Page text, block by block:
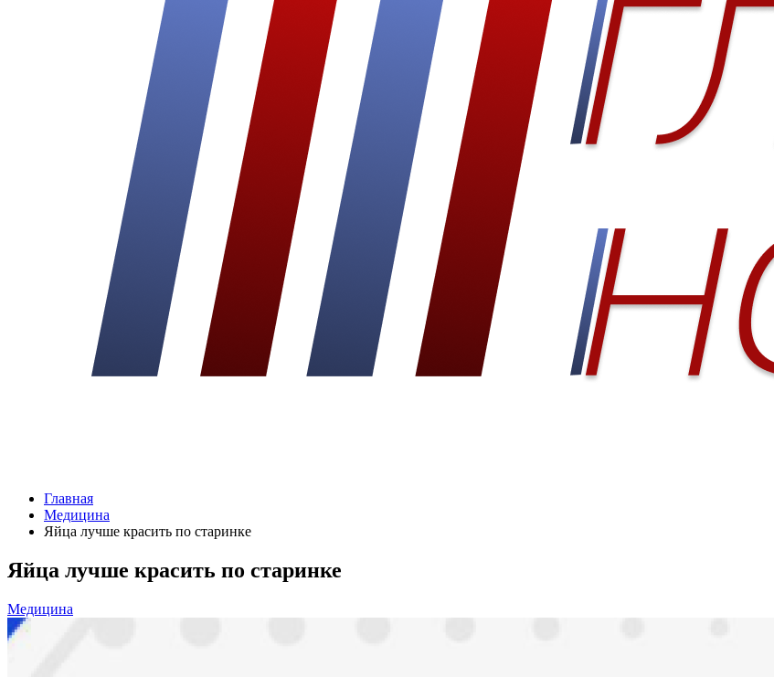
Главная
Медицина
Яйца лучше красить по старинке
Яйца лучше красить по старинке
Медицина